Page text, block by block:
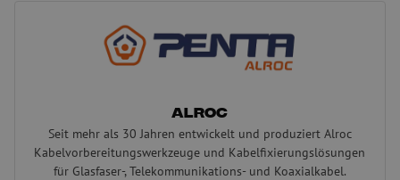
Alroc
Seit mehr als 30 Jahren entwickelt und produziert Alroc
Kabelvorbereitungswerkzeuge und Kabelfixierungslösungen
für Glasfaser-, Telekommunikations- und Koaxialkabel.